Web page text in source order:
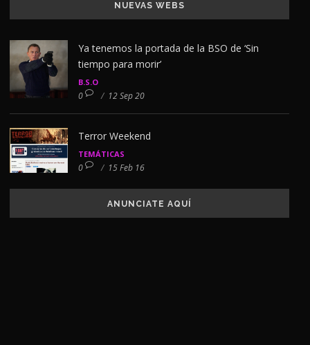
NUEVAS WEBS
Ya tenemos la portada de la BSO de ‘Sin
tiempo para morir’
B.S.O
0 / 12 Sep 20
Terror Weekend
TEMÁTICAS
0 / 15 Feb 16
ANUNCIATE AQUÍ